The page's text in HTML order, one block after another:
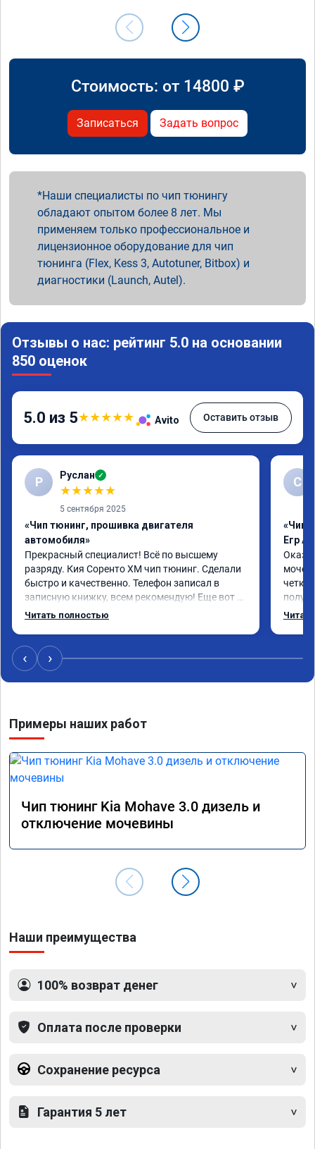
Стоимость: от 14800 ₽
Записаться Задать вопрос
Наши специалисты по чип тюнингу
обладают опытом более 8 лет. Мы
применяем только профессиональное и
лицензионное оборудование для чип
тюнинга (Flex, Kess 3, Autotuner, Bitbox) и
диагностики (Launch, Autel).
Отзывы о нас: рейтинг 5.0 на основании
850 оценок
5.0 из 5★★★★★ Avito Оставить отзыв
Р Руслан ✓
★★★★★
5 сентября 2025
«Чип тюнинг, прошивка двигателя
автомобиля»
Прекрасный специалист! Всё по высшему
разряду. Кия Соренто XM чип тюнинг. Сделали
быстро и качественно. Телефон записал в
записную книжку, всем рекомендую! Еще вот
поеду в ближайшее дни брата Мазду 6 2016 год
Читать полностью
С
«Чип
Егр
четко.
‹ ›
Примеры наших работ
Чип тюнинг Kia Mohave 3.0 дизель и
отключение мочевины
Наши преимущества
100% возврат денег
Оплата после проверки
Сохранение ресурса
Гарантия 5 лет